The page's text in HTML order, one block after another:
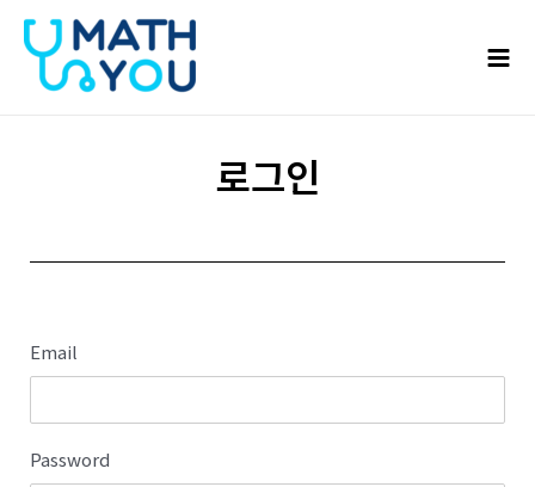
건너뛰기
로그인
Email
Password